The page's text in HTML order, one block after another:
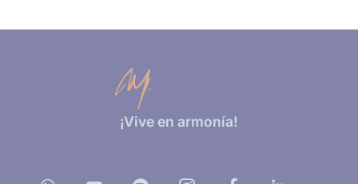
¡Vive en armonía!